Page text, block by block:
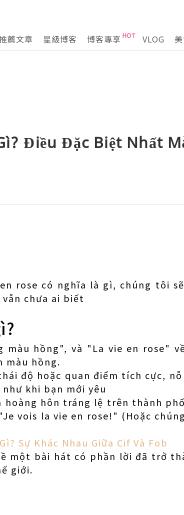
薦文章 星級博客 博客專享 VLOG
Điều Đặc Biệt Nhất
rose có nghĩa là gì, chúng tôi
chưa ai biết
màu hồng", và "La vie en rose"
màu hồng.
độ hoặc quan điểm tích cực,
khi bạn mới yêu
hôn tráng lệ trên thành
vois la vie en rose!" (Hoặc
Sự Khác Nhau Giữa Cif Và Fob
một bài hát có phần lời đã trở
giới.